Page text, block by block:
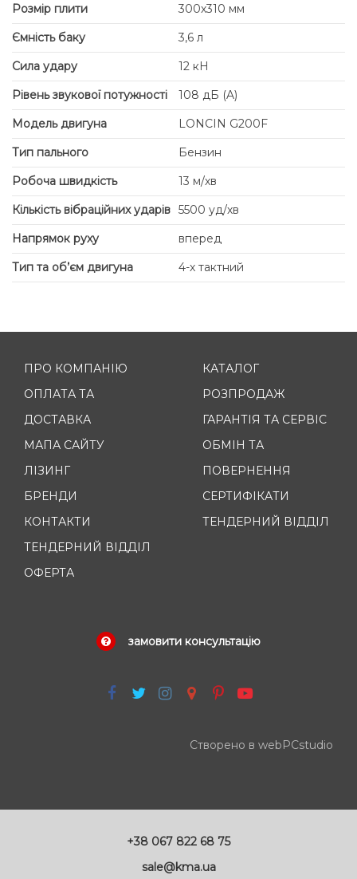
Розмір плити
300х310 мм
Ємність баку
3,6 л
Сила удару
12 кН
Рівень звукової потужності
108 дБ (A)
Модель двигуна
LONCIN G200F
Тип пального
Бензин
Робоча швидкість
13 м/хв
Кількість вібраційних ударів 5500 уд/хв
Напрямок руху
вперед
Тип та об’єм двигуна
4-х тактний
ПРО КОМПАНІЮ
ОПЛАТА ТА
ДОСТАВКА
МАПА САЙТУ
ЛІЗИНГ
БРЕНДИ
КОНТАКТИ
ТЕНДЕРНИЙ ВІДДІЛ
ОФЕРТА
КАТАЛОГ
РОЗПРОДАЖ
ГАРАНТІЯ ТА СЕРВІС
ОБМІН ТА
ПОВЕРНЕННЯ
СЕРТИФІКАТИ
ТЕНДЕРНИЙ ВІДДІЛ
замовити консультацію
Створено в webPCstudio
+38 067 822 68 75
sale@kma.ua